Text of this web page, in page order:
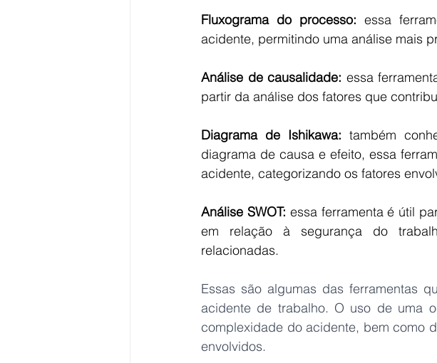
Fluxograma do processo: essa
acidente, permitindo uma análise mais
Análise de causalidade: essa
partir da análise dos fatores que
Diagrama de Ishikawa: também
diagrama de causa e efeito, essa
acidente, categorizando os fatores
Análise SWOT: essa ferramenta é útil
em relação à segurança do
relacionadas.
Essas são algumas das ferramentas
acidente de trabalho. O uso de uma
complexidade do acidente, bem como
envolvidos.